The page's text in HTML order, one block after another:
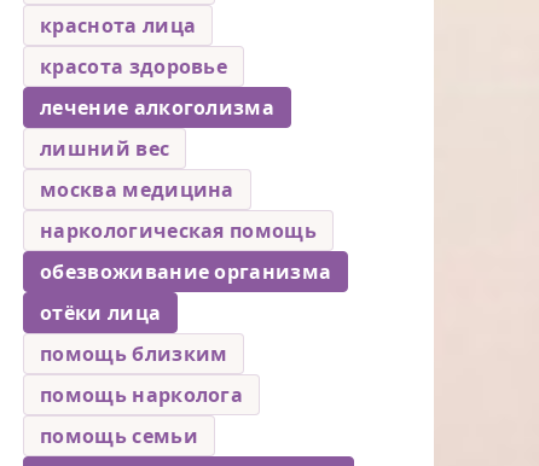
краснота лица
красота здоровье
лечение алкоголизма
лишний вес
москва медицина
наркологическая помощь
обезвоживание организма
отёки лица
помощь близким
помощь нарколога
помощь семьи